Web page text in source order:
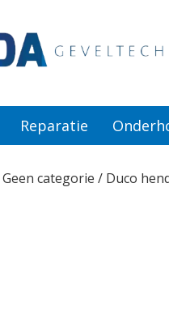
Reparatie
Geen categorie / Duco